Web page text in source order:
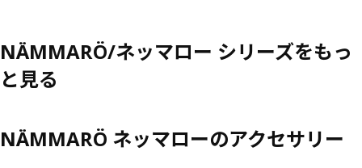
NÄMMARÖ/ネッマロー シリーズをもっ
と見る
NÄMMARÖ ネッマローのアクセサリー